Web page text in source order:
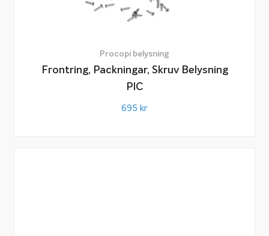
Procopi belysning
Frontring, Packningar, Skruv Belysning
PIC
695 kr